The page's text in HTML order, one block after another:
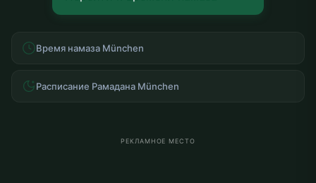
Время намаза München
Расписание Рамадана München
РЕКЛАМНОЕ МЕСТО